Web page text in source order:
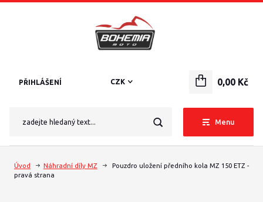
Menu
CZK
PŘIHLÁŠENÍ 0,00 Kč
Úvod Náhradní díly MZ
Pouzdro uložení předního kola MZ 150 ETZ -
pravá strana